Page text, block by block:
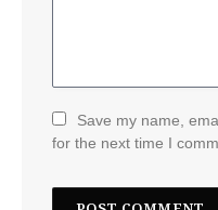
Save my name,
for the next time I